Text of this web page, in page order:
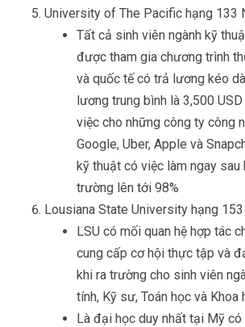
University of The Pacific hạng 133
Tất cả sinh viên ngành kỹ
được tham gia chương trình
và quốc tế có trả lương kéo
lương trung bình là 3,500
việc cho những công ty công
Google, Uber, Apple và
kỹ thuật có việc làm ngay
trường lên tới 98%
Lousiana State University hạng 153
LSU có mối quan hệ hợp tác
cung cấp cơ hội thực tập và
khi ra trường cho sinh viên
tính, Kỹ sư, Toán học và Khoa
Là đại học duy nhất tại Mỹ